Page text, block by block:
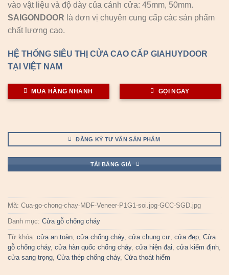
vào vật liệu và độ dày của cánh cửa: 45mm, 50mm.
SAIGONDOOR là đơn vị chuyên cung cấp các sản phẩm
chất lượng cao.
HỆ THỐNG SIÊU THỊ CỬA CAO CẤP GIAHUYDOOR
TẠI VIỆT NAM
MUA HÀNG NHANH GỌI NGAY
ĐĂNG KÝ TƯ VẤN SẢN PHẨM
TẢI BẢNG GIÁ
Mã: Cua-go-chong-chay-MDF-Veneer-P1G1-soi.jpg-GCC-SGD.jpg
Danh mục: Cửa gỗ chống cháy
Từ khóa: cửa an toàn, cửa chống cháy, cửa chung cư, cửa đẹp, Cửa
gỗ chống cháy, cửa hàn quốc chống cháy, cửa hiện đại, cửa kiểm định,
cửa sang trọng, Cửa thép chống cháy, Cửa thoát hiểm